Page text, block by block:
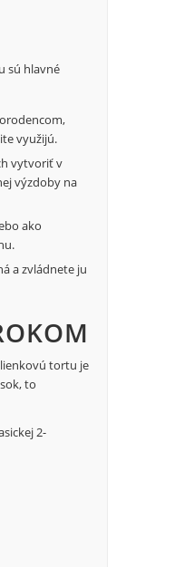
sú hlavné
využijú.
vytvoriť v
výzdoby na
ako
a zvládnete ju
tortu je
to
2-